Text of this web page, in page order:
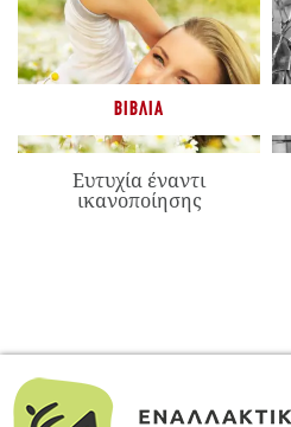
ΒΙΒΛΊΑ
Ευτυχία έναντι
ικανοποίησης